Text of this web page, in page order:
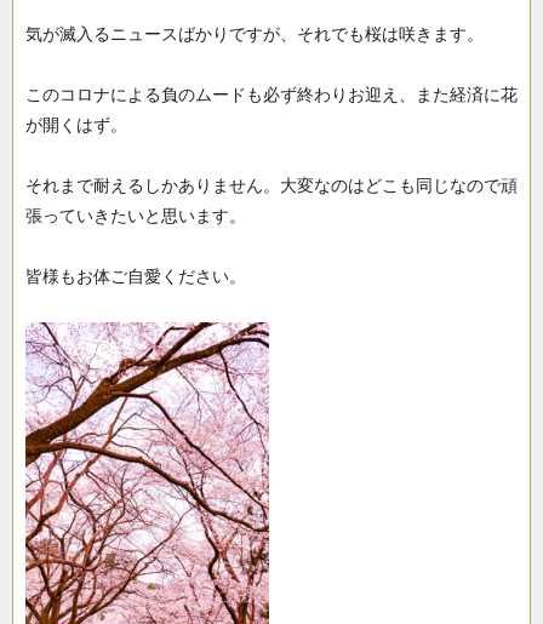
気が滅入るニュースばかりですが、それでも桜は咲きます。
このコロナによる負のムードも必ず終わりお迎え、また経済に花
が開くはず。
それまで耐えるしかありません。大変なのはどこも同じなので頑
張っていきたいと思います。
皆様もお体ご自愛ください。